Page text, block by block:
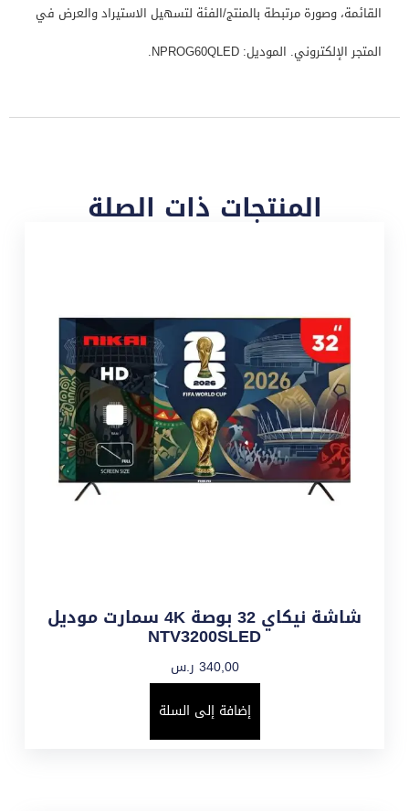
القائمة، وصورة مرتبطة بالمنتج/الفئة لتسهيل الاستيراد والعرض في
المتجر الإلكتروني. الموديل: NPROG60QLED.
المنتجات ذات الصلة
شاشة نيكاي 32 بوصة 4K سمارت موديل
NTV3200SLED
340,00 ر.س
إضافة إلى السلة